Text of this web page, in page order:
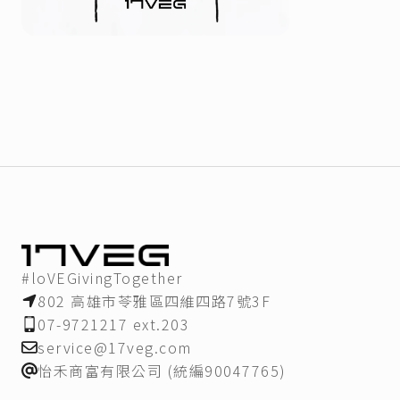
#loVEGivingTogether
802 高雄市苓雅區四維四路7號3F
07-9721217 ext.203
service@17veg.com
怡禾商富有限公司 (統編90047765)